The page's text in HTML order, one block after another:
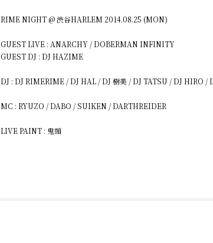
RIME NIGHT @ 渋谷HARLEM 2014.08.25 (MON)
GUEST LIVE : ANARCHY / DOBERMAN INFINITY
GUEST DJ : DJ HAZIME
DJ : DJ RIMERIME / DJ HAL / DJ 樹美 / DJ TATSU / DJ HIRO /
MC : RYUZO / DABO / SUIKEN / DARTHREIDER
LIVE PAINT : 鬼頭